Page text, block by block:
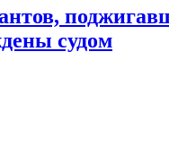
судом